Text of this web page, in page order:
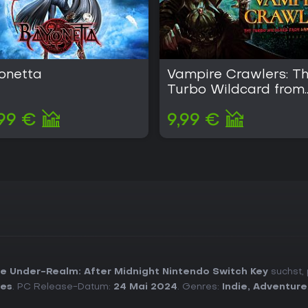
€
Vampire Crawlers:
Turbo Wildcard from
9,99 €
Under-Realm: After Midnight Nintendo Switch Key suchst,
. PC Release-Datum: 24 Mai 2024. Genres: Indie, Adventure